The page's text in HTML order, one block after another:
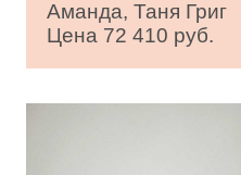
Аманда, Таня Григ
Цена 72 410 руб.